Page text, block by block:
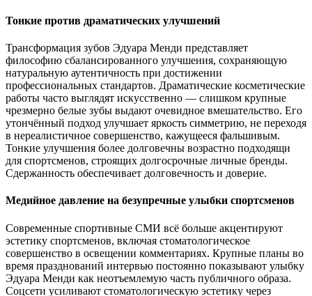
Тонкие против драматических улучшений
Трансформация зубов Эдуара Менди представляет
философию сбалансированного улучшения, сохраняющую
натуральную аутентичность при достижении
профессиональных стандартов. Драматические косметические
работы часто выглядят искусственно — слишком крупные
чрезмерно белые зубы выдают очевидное вмешательство. Его
утончённый подход улучшает яркость симметрию, не переходя
в нереалистичное совершенство, кажущееся фальшивым.
Тонкие улучшения более долговечны возрастно подходящи
для спортсменов, строящих долгосрочные личные бренды.
Сдержанность обеспечивает долговечность и доверие.
Медийное давление на безупречные улыбки спортсменов
Современные спортивные СМИ всё больше акцентируют
эстетику спортсменов, включая стоматологическое
совершенство в освещении комментариях. Крупные планы во
время празднований интервью постоянно показывают улыбку
Эдуара Менди как неотъемлемую часть публичного образа.
Соцсети усиливают стоматологическую эстетику через